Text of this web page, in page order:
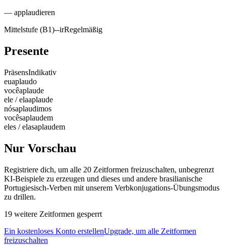
— applaudieren
Mittelstufe (B1)--irRegelmäßig
Presente
PräsensIndikativ
euaplaudo
vocêaplaude
ele / elaaplaude
nósaplaudimos
vocêsaplaudem
eles / elasaplaudem
Nur Vorschau
Registriere dich, um alle 20 Zeitformen freizuschalten, unbegrenzt
KI-Beispiele zu erzeugen und dieses und andere brasilianische
Portugiesisch-Verben mit unserem Verbkonjugations-Übungsmodus
zu drillen.
19 weitere Zeitformen gesperrt
Ein kostenloses Konto erstellenUpgrade, um alle Zeitformen
freizuschalten